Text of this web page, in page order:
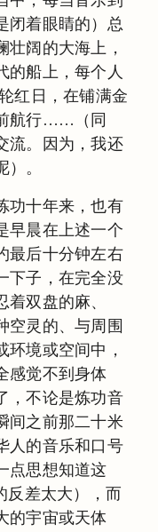
闭着眼睛的）总
壮阔的大海上，
的船上，每个人
红日，在铺满金
航行……（同
流。因为，我还
。
功十年来，也有
早晨在上述一个
最后十分钟左右
下子，在完全没
双盘的麻、
空灵的、与周围
环境或空间中，
感觉不到身体
，不论是炼功音
间之前那二十米
人的音乐和口号
点思想知道这
反差太大），而
的宇宙或天体